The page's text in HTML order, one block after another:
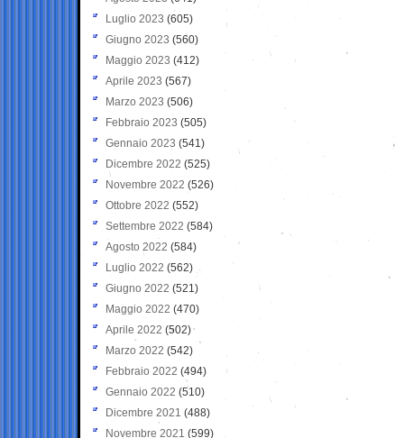
Luglio 2023 (605)
Giugno 2023 (560)
Maggio 2023 (412)
Aprile 2023 (567)
Marzo 2023 (506)
Febbraio 2023 (505)
Gennaio 2023 (541)
Dicembre 2022 (525)
Novembre 2022 (526)
Ottobre 2022 (552)
Settembre 2022 (584)
Agosto 2022 (584)
Luglio 2022 (562)
Giugno 2022 (521)
Maggio 2022 (470)
Aprile 2022 (502)
Marzo 2022 (542)
Febbraio 2022 (494)
Gennaio 2022 (510)
Dicembre 2021 (488)
Novembre 2021 (599)